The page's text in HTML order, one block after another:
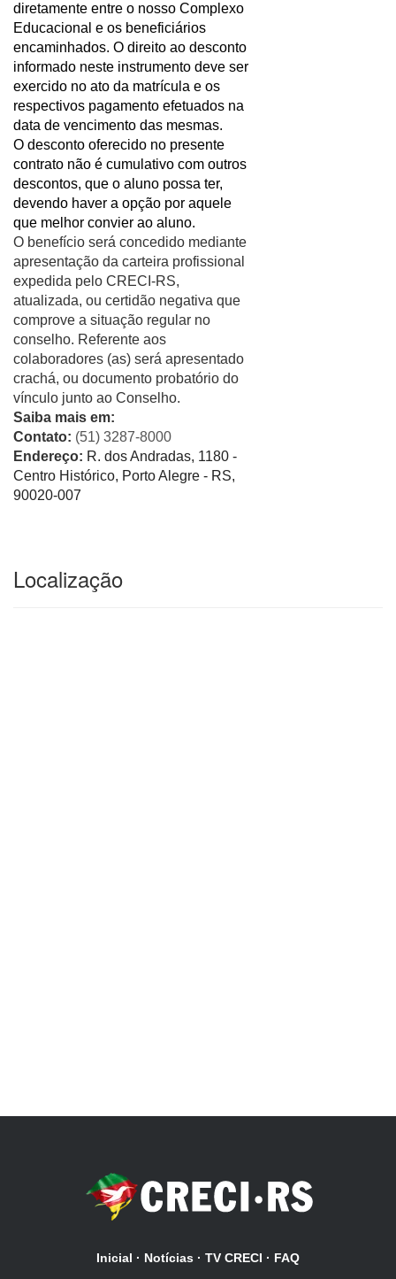
diretamente entre o nosso Complexo
Educacional e os beneficiários
encaminhados. O direito ao desconto
informado neste instrumento deve ser
exercido no ato da matrícula e os
respectivos pagamento efetuados na
data de vencimento das mesmas.
O desconto oferecido no presente
contrato não é cumulativo com outros
descontos, que o aluno possa ter,
devendo haver a opção por aquele
que melhor convier ao aluno.
O benefício será concedido mediante
apresentação da carteira profissional
expedida pelo CRECI-RS,
atualizada, ou certidão negativa que
comprove a situação regular no
conselho. Referente aos
colaboradores (as) será apresentado
crachá, ou documento probatório do
vínculo junto ao Conselho.
Saiba mais em:
Contato: (51) 3287-8000
Endereço: R. dos Andradas, 1180 -
Centro Histórico, Porto Alegre - RS,
90020-007
Localização
Inicial · Notícias · TV CRECI · FAQ